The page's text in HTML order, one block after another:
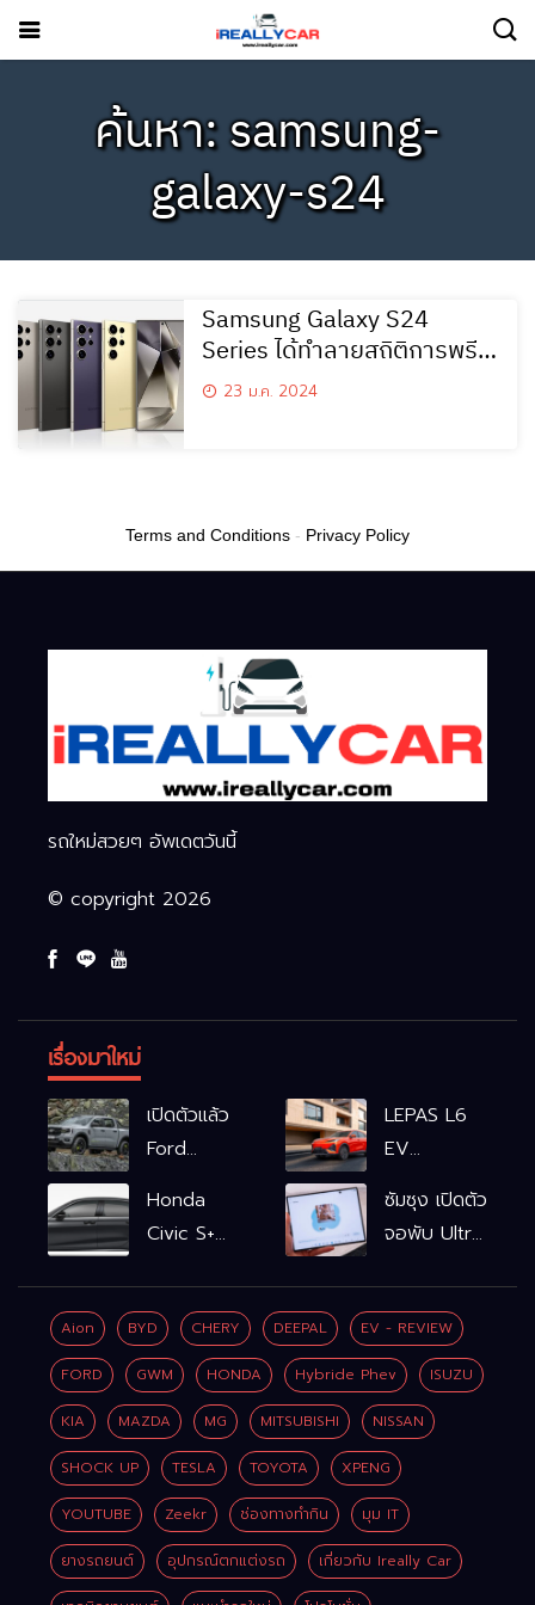
ค้นหา: samsung-
galaxy-s24
Samsung Galaxy S24
Series ได้ทำลายสถิติการพรี
ออเดอร์
23 ม.ค. 2024
Terms and Conditions - Privacy Policy
รถใหม่สวยๆ อัพเดตวันนี้
© copyright 2026
เรื่องมาใหม่
เปิดตัวแล้ว
Ford
WOLFTRAK
LEPAS L6
EV
L6 EV
Comfort
FWD
769,900
บาท L6 EV
Premium
FWD
799,900
บาท
Honda
Civic S+
จำลองเกียร์
เพิ่ม 2 หมื่น
บาท
ซัมซุง เปิดตัว
จอพับ Ultra
เชื่อมมือถือ-
นาฬิกา-แว่น
อัจฉริยะ
Aion BYD CHERY DEEPAL EV - REVIEW
FORD GWM HONDA Hybride Phev ISUZU
KIA MAZDA MG MITSUBISHI NISSAN
SHOCK UP TESLA TOYOTA XPENG
YOUTUBE Zeekr ช่องทางทำกิน มุม IT
ยางรถยนต์ อุปกรณ์ตกแต่งรถ เกี่ยวกับ Ireally Car